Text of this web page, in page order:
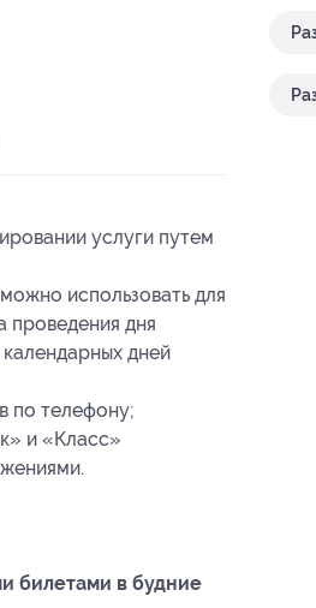
услуги путем
использовать для
проведения дня
дней
по телефону;
и «Класс»
билетами в будние